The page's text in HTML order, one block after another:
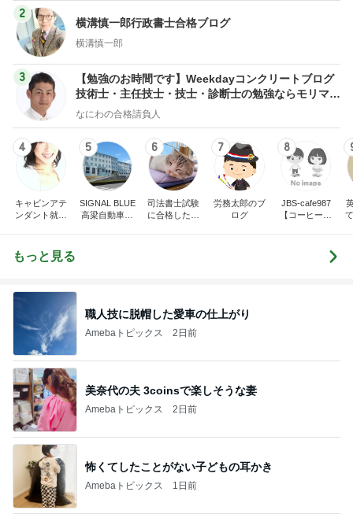
2
横溝慎一郎行政書士合格ブログ
横溝慎一郎
3
【勉強のお時間です】Weekdayコンクリートブログ
技術士・主任技士・技士・診断士の勉強ならモリマサ
ノblog
なにわの合格請負人
4
キャビンアテ
ンダント就活
ルブログ by
Ameba
5
SIGNAL BLUE
高梁自動車学
6
司法書士試験
に合格したい
7
労務太郎のブ
ログ
8
JBS-cafe987
【コーヒー焙
もっと見る
職人技に脱帽した愛車の仕上がり
Amebaトピックス 2日前
美奈代の夫 3coinsで楽しそうな妻
Amebaトピックス 2日前
怖くてしたことがない子どもの耳かき
Amebaトピックス 1日前